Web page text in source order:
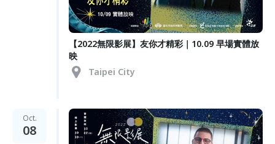
【2022無限影展】友你才精彩｜10.09 早場實體放
映
Taipei City
Oct.
08